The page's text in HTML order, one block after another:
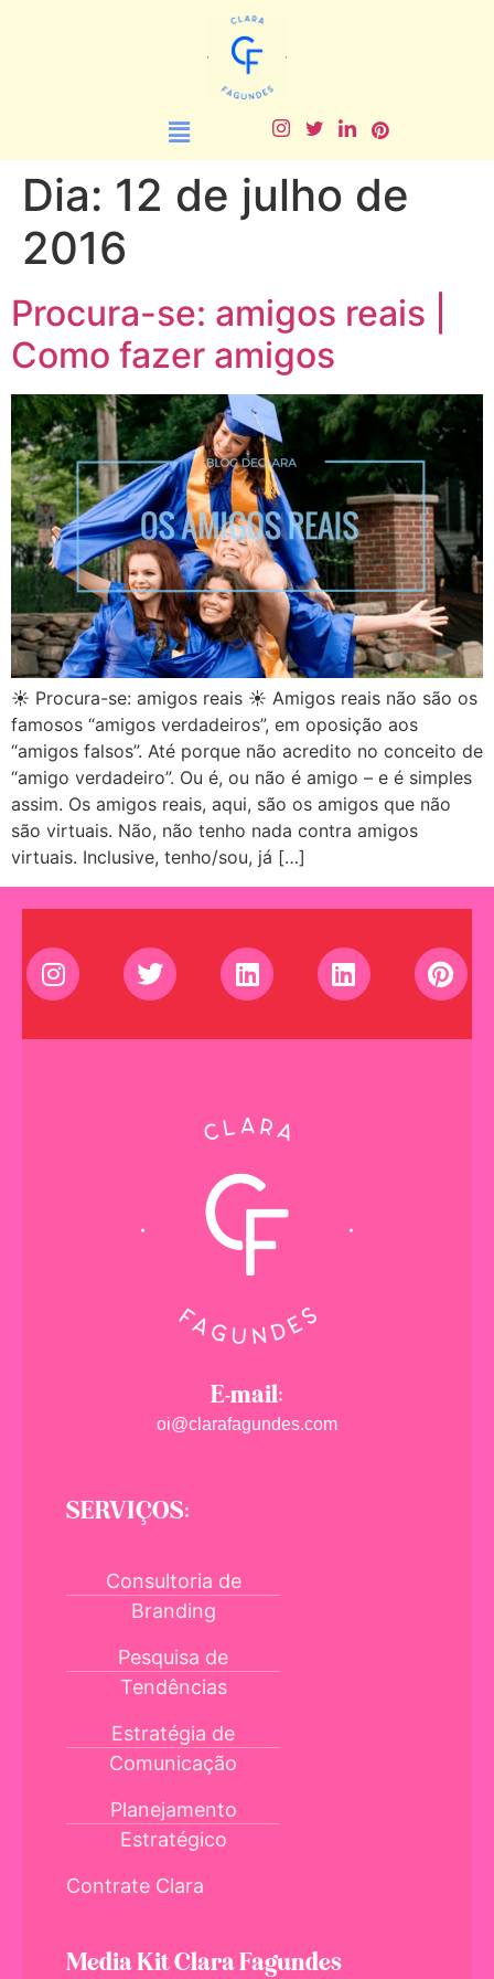
Dia: 12 de julho de
2016
Procura-se: amigos reais |
Como fazer amigos
☀ Procura-se: amigos reais ☀ Amigos reais não são os
famosos “amigos verdadeiros”, em oposição aos
“amigos falsos”. Até porque não acredito no conceito de
“amigo verdadeiro”. Ou é, ou não é amigo – e é simples
assim. Os amigos reais, aqui, são os amigos que não
são virtuais. Não, não tenho nada contra amigos
virtuais. Inclusive, tenho/sou, já […]
E-mail:
oi@clarafagundes.com
SERVIÇOS:
Consultoria de
Branding
Pesquisa de
Tendências
Estratégia de
Comunicação
Planejamento
Estratégico
Contrate Clara
Media Kit Clara Fagundes